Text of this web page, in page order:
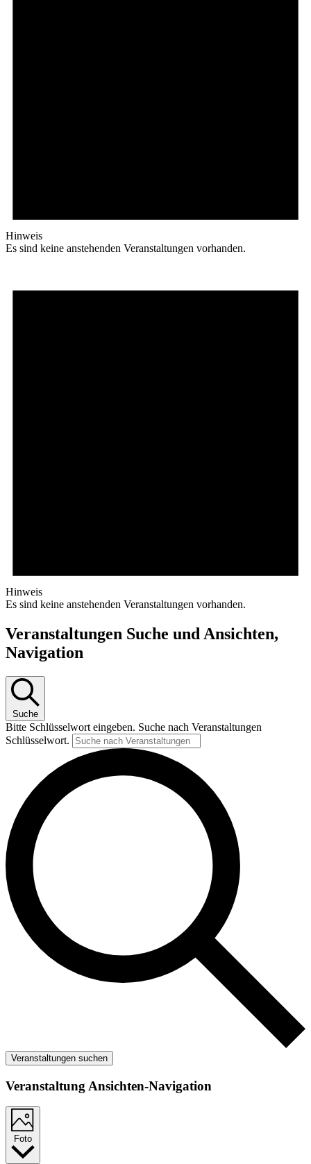
Hinweis
Es sind keine anstehenden Veranstaltungen vorhanden.
Hinweis
Es sind keine anstehenden Veranstaltungen vorhanden.
Veranstaltungen Suche und Ansichten,
Navigation
Suche
Bitte Schlüsselwort eingeben. Suche nach Veranstaltungen
Schlüsselwort.
Veranstaltungen suchen
Veranstaltung Ansichten-Navigation
Foto